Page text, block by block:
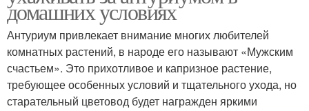
домашних условиях
Антуриум привлекает внимание многих любителей
комнатных растений, в народе его называют «Мужским
счастьем». Это прихотливое и капризное растение,
требующее особенных условий и тщательного ухода, но
старательный цветовод будет награжден яркими